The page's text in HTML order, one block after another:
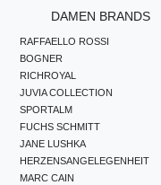
DAMEN BRANDS
RAFFAELLO ROSSI
BOGNER
RICHROYAL
JUVIA COLLECTION
SPORTALM
FUCHS SCHMITT
JANE LUSHKA
HERZENSANGELEGENHEIT
MARC CAIN